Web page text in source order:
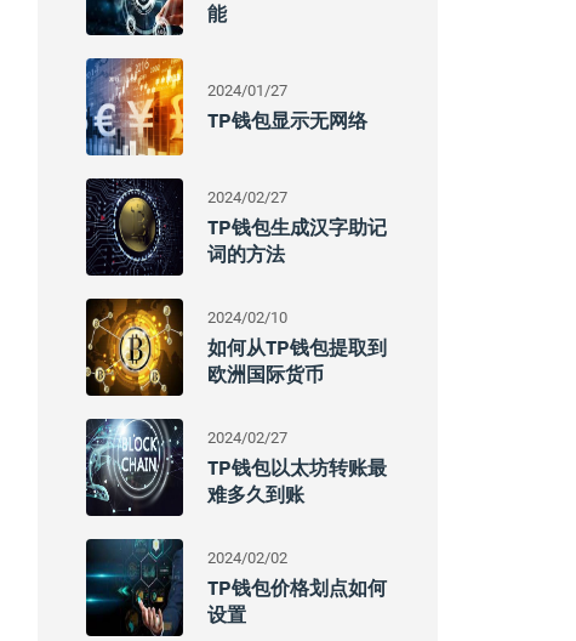
能
2024/01/27
TP钱包显示无网络
2024/02/27
TP钱包生成汉字助记
词的方法
2024/02/10
如何从TP钱包提取到
欧洲国际货币
2024/02/27
TP钱包以太坊转账最
难多久到账
2024/02/02
TP钱包价格划点如何
设置